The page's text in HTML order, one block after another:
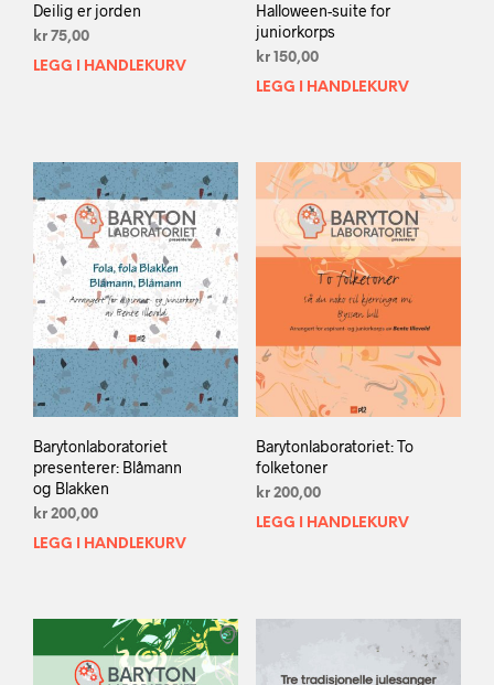
Deilig er jorden
kr 75,00
LEGG I HANDLEKURV
Halloween-suite for
juniorkorps
kr150,00
LEGG I HANDLEKURV
Barytonlaboratoriet
presenterer: Blåmann
og Blakken
kr 200,00
LEGG I HANDLEKURV
Barytonlaboratoriet: To
folketoner
kr200,00
LEGG I HANDLEKURV